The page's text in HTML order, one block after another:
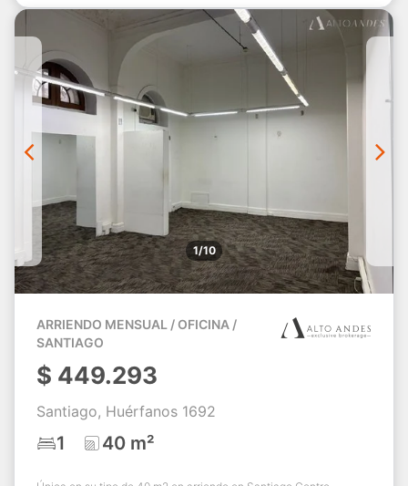
1/10
ARRIENDO MENSUAL / OFICINA /
SANTIAGO
$ 449.293
Santiago, Huérfanos 1692
1 40 m²